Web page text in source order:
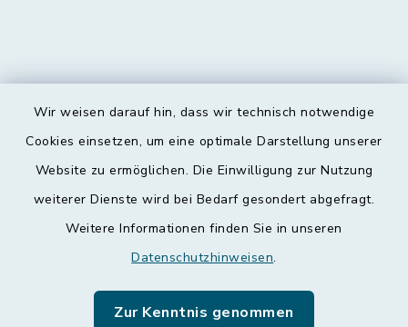
Wir weisen darauf hin, dass wir technisch notwendige
Cookies einsetzen, um eine optimale Darstellung unserer
Website zu ermöglichen. Die Einwilligung zur Nutzung
weiterer Dienste wird bei Bedarf gesondert abgefragt.
Weitere Informationen finden Sie in unseren
Datenschutzhinweisen.
Zur Kenntnis genommen
Kontakt
Datenschutz